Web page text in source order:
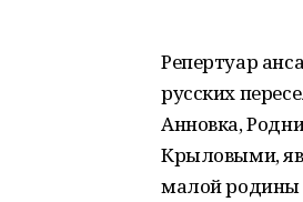
Репертуар
русских
Анновка,
Крыловыми,
малой родины